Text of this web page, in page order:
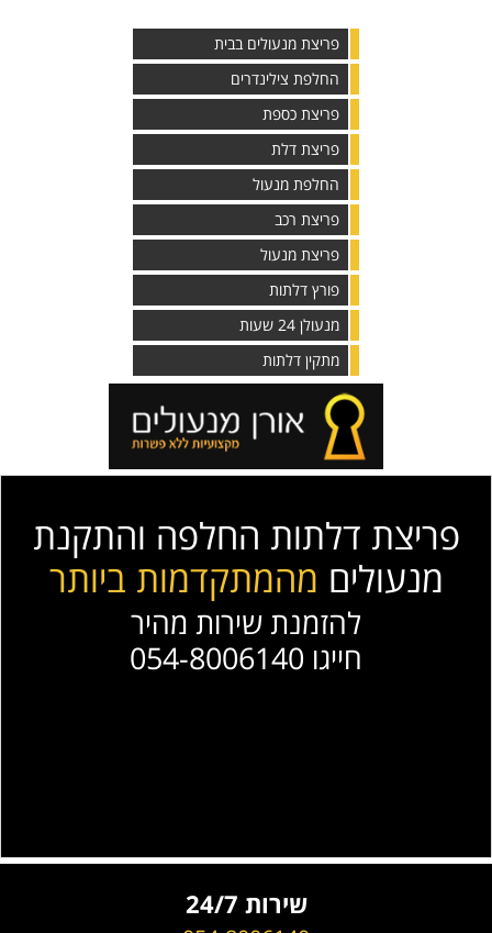
פריצת מנעולים בבית
החלפת צילינדרים
פריצת כספת
פריצת דלת
החלפת מנעול
פריצת רכב
פריצת מנעול
פורץ דלתות
מנעולן 24 שעות
מתקין דלתות
פריצת דלתות החלפה והתקנת
מנעולים מהמתקדמות ביותר
להזמנת שירות מהיר
חייגו 054-8006140
שירות 24/7